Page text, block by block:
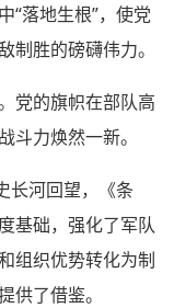
“落地生根”，使党
制胜的磅礴伟力。
党的旗帜在部队高
斗力焕然一新。
长河回望，《条
基础，强化了军队
组织优势转化为制
供了借鉴。